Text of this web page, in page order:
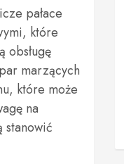
pałace
które
obsługę
marzących
które może
na